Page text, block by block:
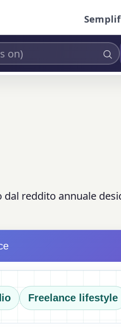
reddito annuale
Freelance lifestyle